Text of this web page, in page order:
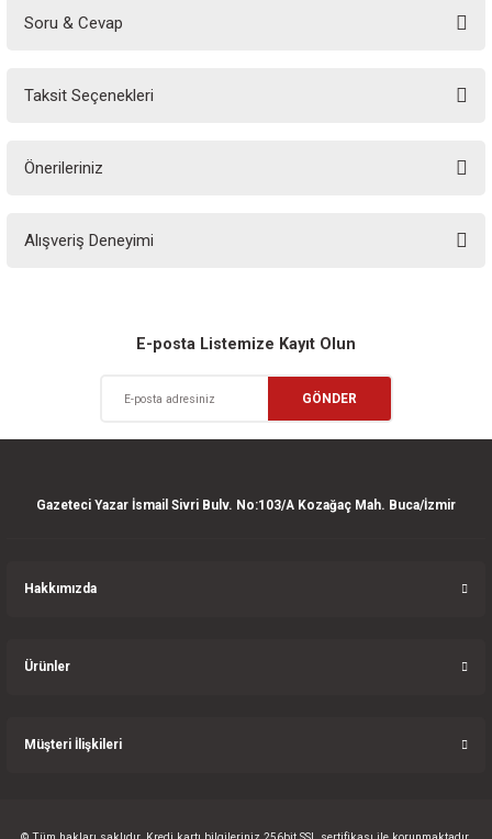
Soru & Cevap
Taksit Seçenekleri
Önerileriniz
yetersiz gördüğünüz noktaları öneri formunu kullanarak tarafımıza
Ürün resmi kalitesiz, bozuk veya görüntülenemiyor.
Ürün açıklamasında eksik bilgiler bulunuyor.
Ürün bilgilerinde hatalar bulunuyor.
Ürün fiyatı diğer sitelerden daha pahalı.
Alışveriş Deneyimi
Deneyimini Paylaş
E-posta Listemize Kayıt Olun
GÖNDER
Gazeteci Yazar İsmail Sivri Bulv. No:103/A Kozağaç Mah. Buca/İzmir
Hakkımızda
Ürünler
Müşteri İlişkileri